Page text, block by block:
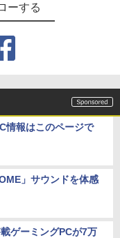
ーする
情報はこのページで
」サウンドを体感
ゲーミングPCが7万